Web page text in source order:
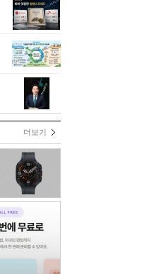
더보기